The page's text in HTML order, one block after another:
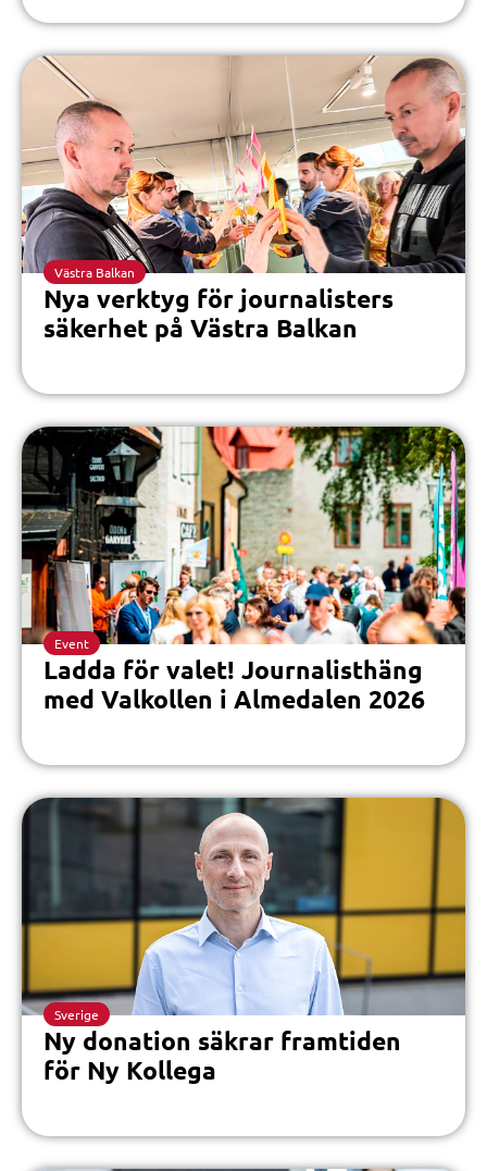
Västra Balkan
Nya verktyg för journalisters
säkerhet på Västra Balkan
Event
Ladda för valet! Journalisthäng
med Valkollen i Almedalen 2026
Sverige
Ny donation säkrar framtiden
för Ny Kollega